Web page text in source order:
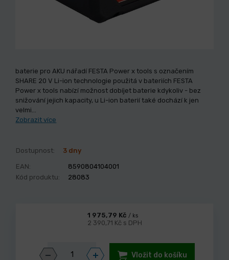
baterie pro AKU nářadí FESTA Power x tools s označením
SHARE 20 V Li-ion technologie použitá v bateriích FESTA
Power x tools nabízí možnost dobíjet baterie kdykoliv - bez
snižování jejich kapacity, u Li-ion baterií také dochází k jen
velmi…
Zobrazit více
Dostupnost: 3 dny
EAN:
8590804104001
Kód produktu:
28083
1 975,79 Kč / ks
2 390,71 Kč s DPH
Vložit do košíku